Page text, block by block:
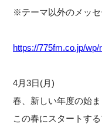
※テーマ以外のメッセ
https://775fm.co.jp/wp/
4月3日(月)
春、新しい年度の始ま
この春にスタートす